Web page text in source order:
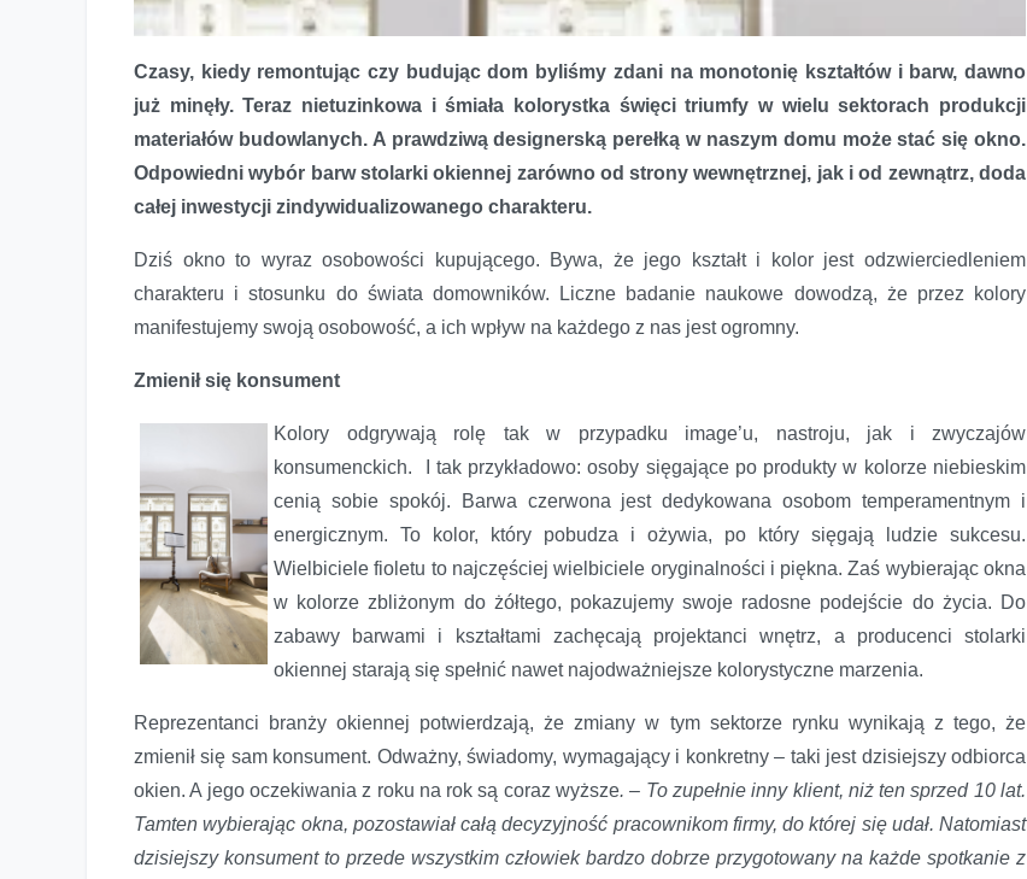
Czasy, kiedy remontując czy budując dom byliśmy zdani na monotonię kształtów i barw, dawno
już minęły. Teraz nietuzinkowa i śmiała kolorystka święci triumfy w wielu sektorach produkcji
materiałów budowlanych. A prawdziwą designerską perełką w naszym domu może stać się okno.
Odpowiedni wybór barw stolarki okiennej zarówno od strony wewnętrznej, jak i od zewnątrz, doda
całej inwestycji zindywidualizowanego charakteru.
Dziś okno to wyraz osobowości kupującego. Bywa, że jego kształt i kolor jest odzwierciedleniem
charakteru i stosunku do świata domowników. Liczne badanie naukowe dowodzą, że przez kolory
manifestujemy swoją osobowość, a ich wpływ na każdego z nas jest ogromny.
Zmienił się konsument
Kolory odgrywają rolę tak w przypadku image’u, nastroju, jak i zwyczajów
konsumenckich. I tak przykładowo: osoby sięgające po produkty w kolorze niebieskim
cenią sobie spokój. Barwa czerwona jest dedykowana osobom temperamentnym i
energicznym. To kolor, który pobudza i ożywia, po który sięgają ludzie sukcesu.
Wielbiciele fioletu to najczęściej wielbiciele oryginalności i piękna. Zaś wybierając okna
w kolorze zbliżonym do żółtego, pokazujemy swoje radosne podejście do życia. Do
zabawy barwami i kształtami zachęcają projektanci wnętrz, a producenci stolarki
okiennej starają się spełnić nawet najodważniejsze kolorystyczne marzenia.
Reprezentanci branży okiennej potwierdzają, że zmiany w tym sektorze rynku wynikają z tego, że
zmienił się sam konsument. Odważny, świadomy, wymagający i konkretny – taki jest dzisiejszy odbiorca
okien. A jego oczekiwania z roku na rok są coraz wyższe. – To zupełnie inny klient, niż ten sprzed 10 lat.
Tamten wybierając okna, pozostawiał całą decyzyjność pracownikom firmy, do której się udał. Natomiast
dzisiejszy konsument to przede wszystkim człowiek bardzo dobrze przygotowany na każde spotkanie z